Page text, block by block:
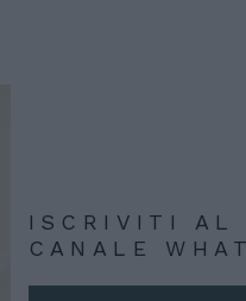
ISCRIVITI AL
CANALE